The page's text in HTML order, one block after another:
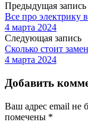
Предыдущая запись
Все про электрику
4 марта 2024
Следующая запись
Сколько стоит
4 марта 2024
Добавить
Ваш адрес email не
помечены *